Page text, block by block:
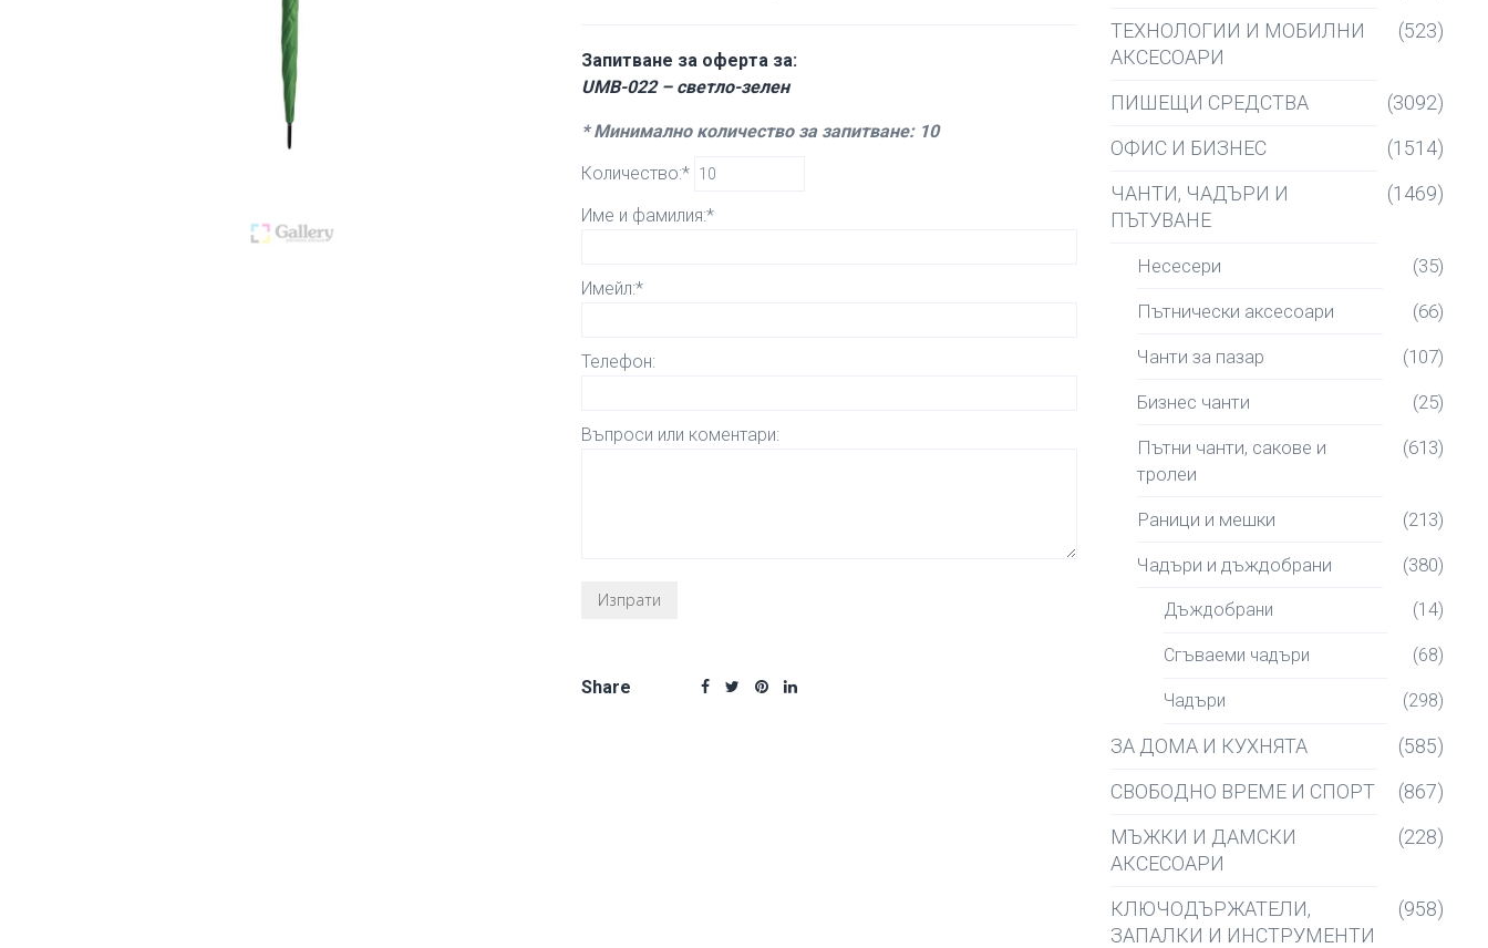
Запитване за оферта за:
UMB-022 – светло-зелен
* Минимално количество за запитване: 10
Количество:*
Име и фамилия:*
Имейл:*
Телефон:
Въпроси или коментари:
Share
ТЕХНОЛОГИИ И МОБИЛНИ
АКСЕСОАРИ
(523)
ПИШЕЩИ СРЕДСТВА
(3092)
ОФИС И БИЗНЕС
(1514)
ЧАНТИ, ЧАДЪРИ И
ПЪТУВАНЕ
(1469)
Несесери (35)
Пътнически аксесоари (66)
Чанти за пазар (107)
Бизнес чанти (25)
Пътни чанти, сакове и
тролеи
(613)
Раници и мешки (213)
Чадъри и дъждобрани (380)
Дъждобрани (14)
Сгъваеми чадъри (68)
Чадъри (298)
ЗА ДОМА И КУХНЯТА
(585)
СВОБОДНО ВРЕМЕ И СПОРТ
(867)
МЪЖКИ И ДАМСКИ
АКСЕСОАРИ
(228)
КЛЮЧОДЪРЖАТЕЛИ,
ЗАПАЛКИ И ИНСТРУМЕНТИ
(958)